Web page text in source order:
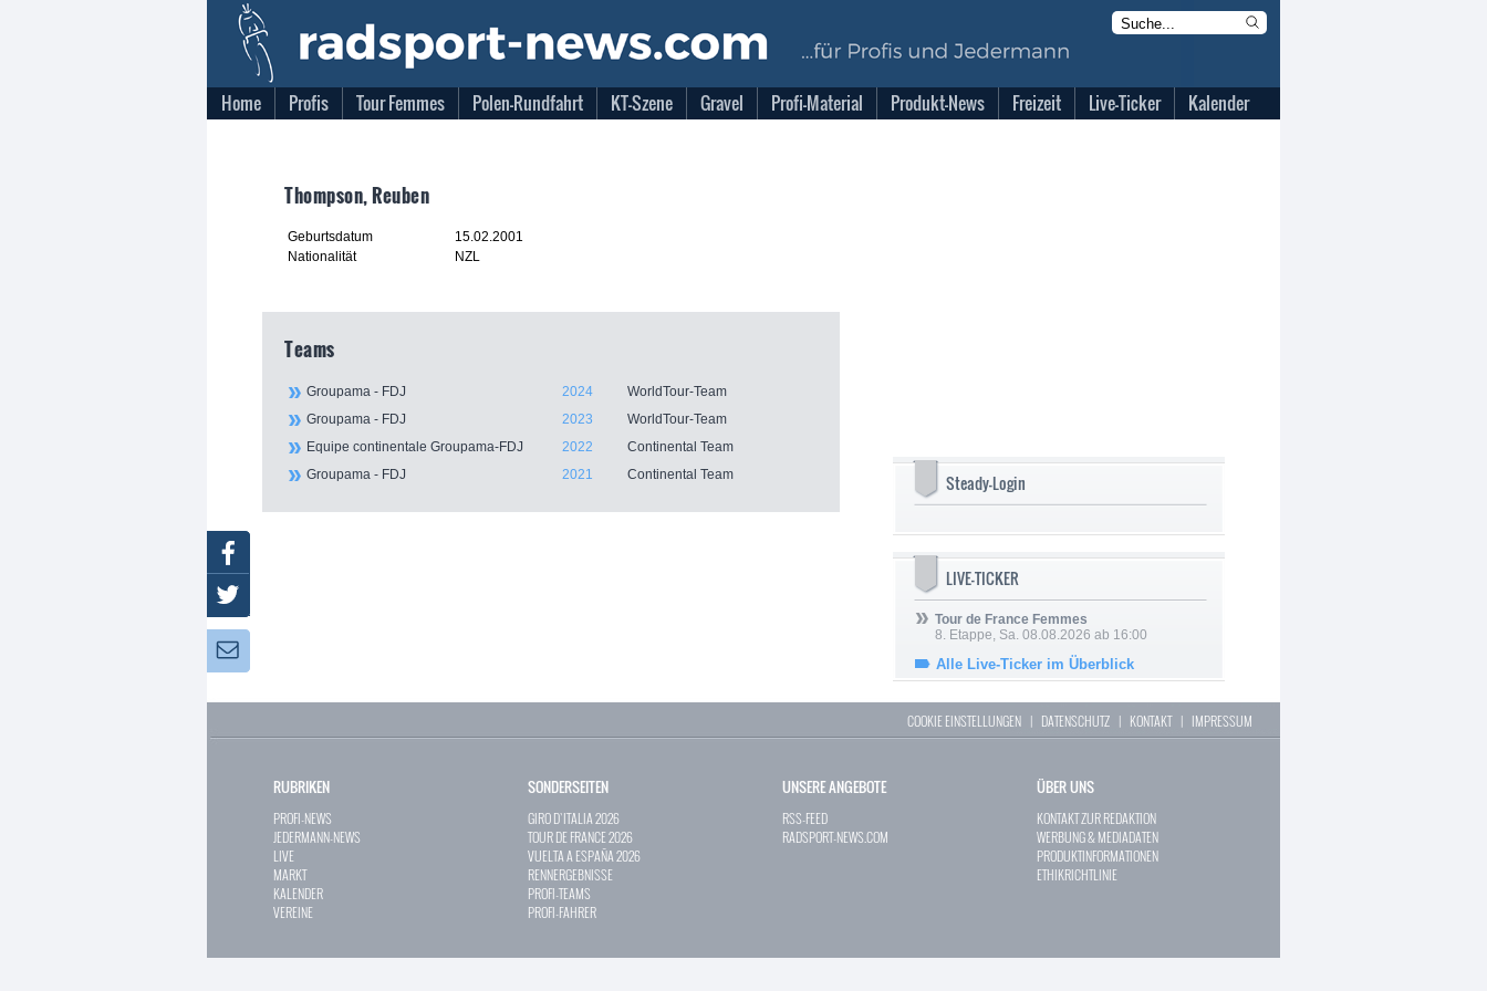
Home Profis Tour Femmes Polen-Rundfahrt KT-Szene Gravel Profi-Material Produkt-News Freizeit Live-Ticker Kalender
Thompson, Reuben
Geburtsdatum
15.02.2001
Nationalität
NZL
Teams
Groupama - FDJ 2024
WorldTour-Team
Groupama - FDJ
2023
WorldTour-Team
Equipe continentale Groupama-FDJ
2022
Continental Team
Groupama - FDJ
2021 Continental Team Steady-Login
LIVE-TICKER
Tour de France Femmes
8. Etappe, Sa. 08.08.2026 ab 16:00
Alle Live-Ticker im Überblick
COOKIE EINSTELLUNGEN | DATENSCHUTZ | KONTAKT| IMPRESSUM
RUBRIKEN
PROFI-NEWS
JEDERMANN-NEWS
LIVE
MARKT
KALENDER
VEREINE
SONDERSEITEN
GIRO D`ITALIA 2026
TOUR DE FRANCE 2026
VUELTA A ESPAÑA 2026
RENNERGEBNISSE
PROFI-TEAMS
PROFI-FAHRER
UNSERE ANGEBOTE
RSS-FEED
RADSPORT-NEWS.COM
ÜBER UNS
KONTAKT ZUR REDAKTION
WERBUNG & MEDIADATEN
PRODUKTINFORMATIONEN
ETHIKRICHTLINIE